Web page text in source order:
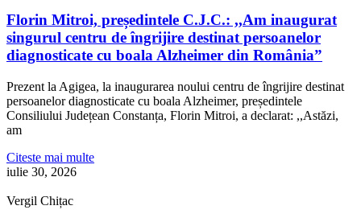
Florin Mitroi, președintele C.J.C.: ,,Am inaugurat
singurul centru de îngrijire destinat persoanelor
diagnosticate cu boala Alzheimer din România”
Prezent la Agigea, la inaugurarea noului centru de îngrijire destinat
persoanelor diagnosticate cu boala Alzheimer, președintele
Consiliului Județean Constanța, Florin Mitroi, a declarat: ,,Astăzi,
am
Citeste mai multe
iulie 30, 2026
Vergil Chițac